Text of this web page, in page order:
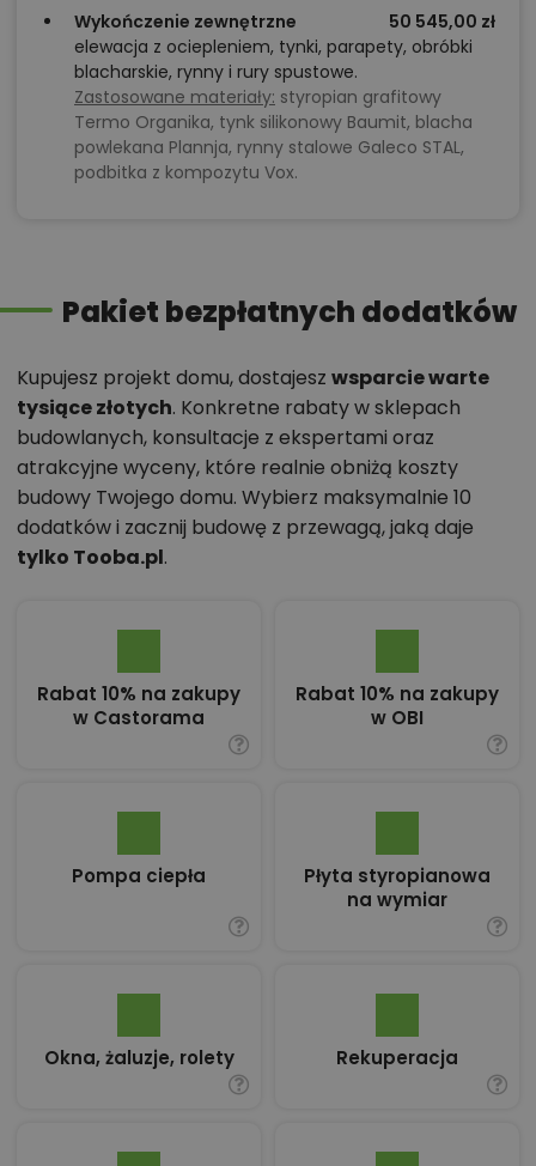
Wykończenie zewnętrzne
50 545,00 zł
elewacja z ociepleniem, tynki, parapety, obróbki
blacharskie, rynny i rury spustowe.
Zastosowane materiały: styropian grafitowy
Termo Organika, tynk silikonowy Baumit, blacha
powlekana Plannja, rynny stalowe Galeco STAL,
podbitka z kompozytu Vox.
Pakiet bezpłatnych dodatków
Kupujesz projekt domu, dostajesz wsparcie warte
tysiące złotych. Konkretne rabaty w sklepach
budowlanych, konsultacje z ekspertami oraz
atrakcyjne wyceny, które realnie obniżą koszty
budowy Twojego domu. Wybierz maksymalnie 10
dodatków i zacznij budowę z przewagą, jaką daje
tylko Tooba.pl.
Rabat 10% na zakupy
w Castorama
Rabat 10% na zakupy
w OBI
Pompa ciepła
Płyta styropianowa
na wymiar
Okna, żaluzje, rolety Rekuperacja